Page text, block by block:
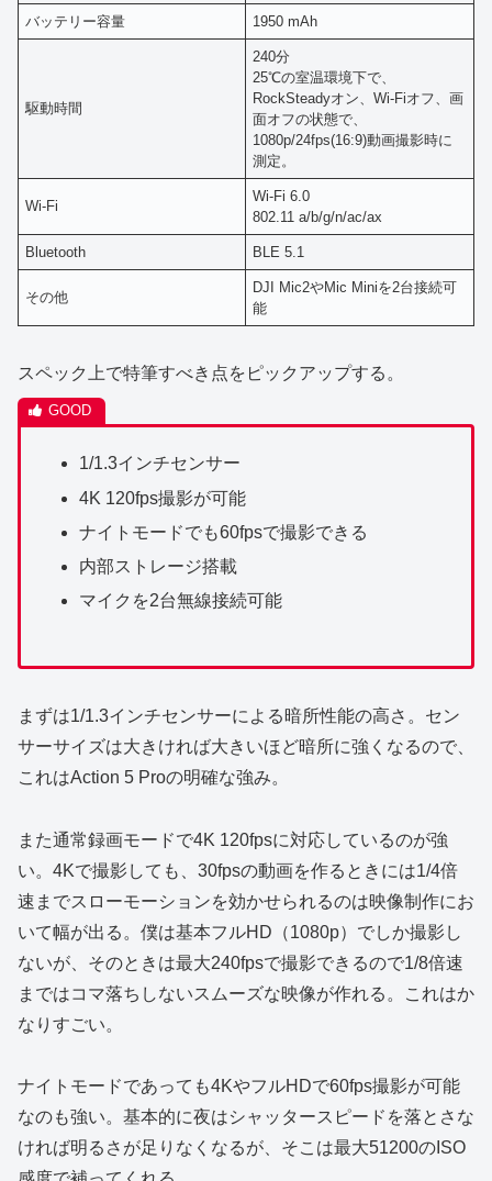
バッテリー容量 1950 mAh
駆動時間
240分
25℃の室温環境下で、
RockSteadyオン、Wi-Fiオフ、画
面オフの状態で、
1080p/24fps(16:9)動画撮影時に
測定。
Wi-Fi
Wi-Fi 6.0
802.11 a/b/g/n/ac/ax
Bluetooth BLE 5.1
その他
DJI Mic2やMic Miniを2台接続可
能
スペック上で特筆すべき点をピックアップする。
1/1.3インチセンサー
4K 120fps撮影が可能
ナイトモードでも60fpsで撮影できる
内部ストレージ搭載
マイクを2台無線接続可能
まずは1/1.3インチセンサーによる暗所性能の高さ。セン
サーサイズは大きければ大きいほど暗所に強くなるので、
これはAction 5 Proの明確な強み。
また通常録画モードで4K 120fpsに対応しているのが強
い。4Kで撮影しても、30fpsの動画を作るときには1/4倍
速までスローモーションを効かせられるのは映像制作にお
いて幅が出る。僕は基本フルHD（1080p）でしか撮影し
ないが、そのときは最大240fpsで撮影できるので1/8倍速
まではコマ落ちしないスムーズな映像が作れる。これはか
なりすごい。
ナイトモードであっても4KやフルHDで60fps撮影が可能
なのも強い。基本的に夜はシャッタースピードを落とさな
ければ明るさが足りなくなるが、そこは最大51200のISO